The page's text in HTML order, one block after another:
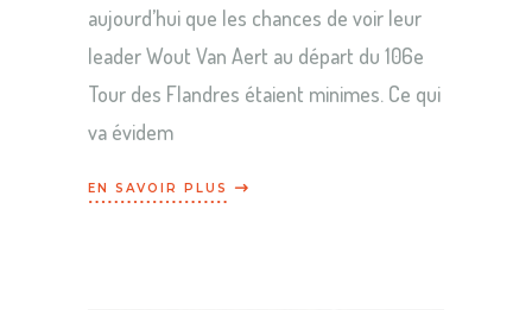
aujourd’hui que les chances de voir leur
leader Wout Van Aert au départ du 106e
Tour des Flandres étaient minimes. Ce qui
va évidem